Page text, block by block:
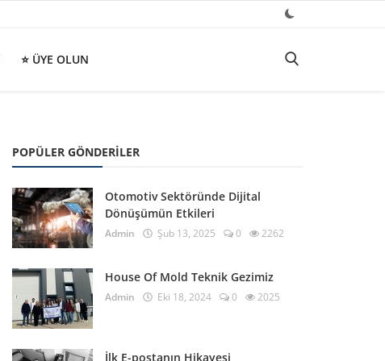
⭐ ÜYE OLUN
POPÜLER GÖNDERILER
Otomotiv Sektöründe Dijital
Dönüşümün Etkileri
Admin Şub 13, 2025 0 2262
House Of Mold Teknik Gezimiz
Admin Eki 18, 2024 0 2025
İlk E-postanın Hikayesi